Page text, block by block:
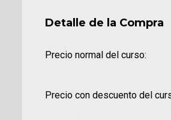
Detalle de la Compra
Precio normal del curso:
Precio con descuento del